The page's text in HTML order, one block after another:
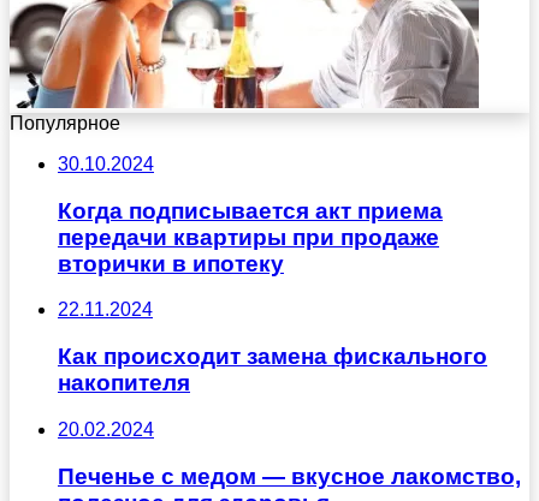
Популярное
30.10.2024
Когда подписывается акт приема
передачи квартиры при продаже
вторички в ипотеку
22.11.2024
Как происходит замена фискального
накопителя
20.02.2024
Печенье с медом — вкусное лакомство,